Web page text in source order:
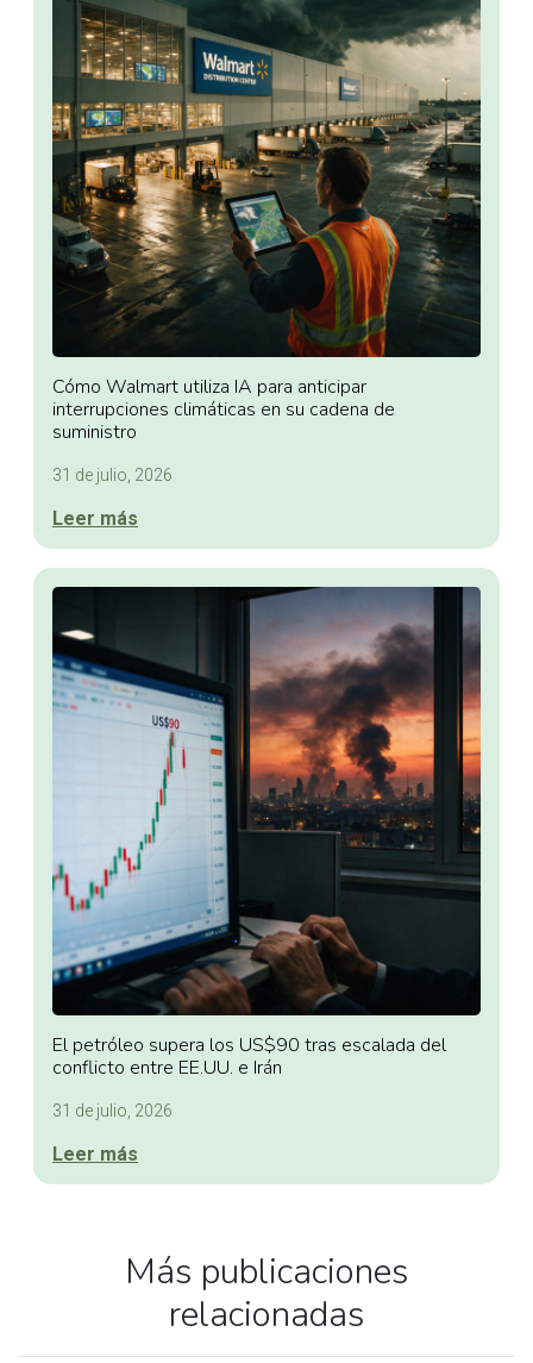
Cómo Walmart utiliza IA para anticipar
interrupciones climáticas en su cadena de
suministro
31 de julio, 2026
Leer más
El petróleo supera los US$90 tras escalada del
conflicto entre EE.UU. e Irán
31 de julio, 2026
Leer más
Más publicaciones
relacionadas